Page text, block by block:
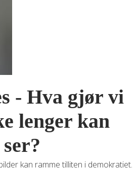
- Hva gjør vi
lenger kan
kan ramme tilliten i demokratiet.